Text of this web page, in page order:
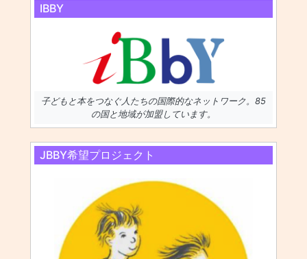
IBBY
子どもと本をつなぐ人たちの国際的なネットワーク。85
の国と地域が加盟しています。
JBBY希望プロジェクト